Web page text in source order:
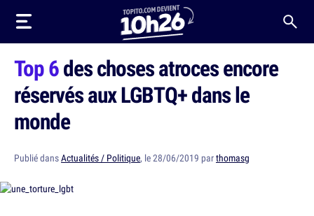
Top 6des choses atroces encore
réservés aux LGBTQ+ dans le
monde
Publié dansActualités / Politique, le 28/06/2019 parthomasg